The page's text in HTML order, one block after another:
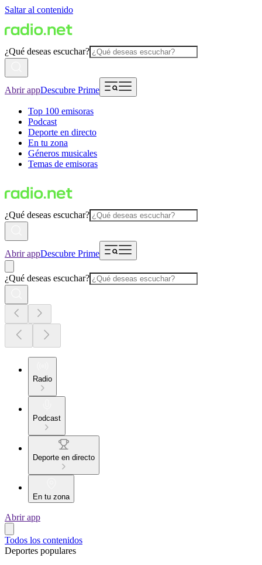
Saltar al contenido
¿Qué deseas escuchar?
Abrir appDescubre Prime
Top 100 emisoras
Podcast
Deporte en directo
En tu zona
Géneros musicales
Temas de emisoras
¿Qué deseas escuchar?
Abrir appDescubre Prime
¿Qué deseas escuchar?
Radio
Podcast
Deporte en directo
En tu zona
Abrir app
Todos los contenidos
Deportes populares